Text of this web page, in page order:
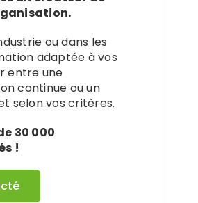
ou dans les
adaptée à vos
entre une
continue ou un
selon vos critères.
30 000
!